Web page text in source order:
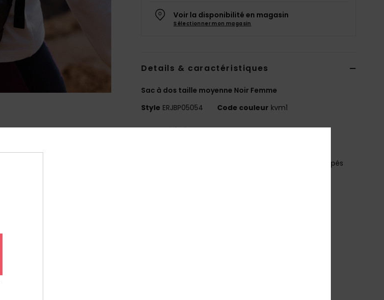
Voir la disponibilité en magasin
Sélectionner mon magasin
Details & caractéristiques
Sac à dos taille moyenne Noir Femme
Style ERJBP05054 Code couleur kvm1
Caractéristiques
2 compartiments principaux zippés